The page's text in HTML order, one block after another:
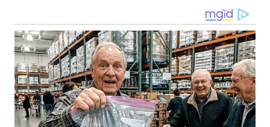
TAPANULI
SELATAN
WN
TANJUNG
LESUNG